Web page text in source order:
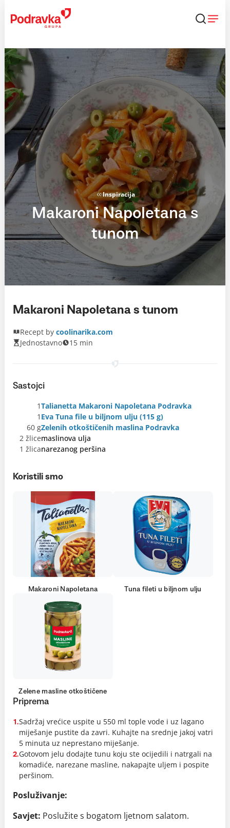
content
Inspiracija
Makaroni Napoletana s
tunom
Makaroni Napoletana s tunom
Recept by coolinarika.com
Jednostavno
15 min
Sastojci
1Talianetta Makaroni Napoletana Podravka
1 Eva Tuna file u biljnom ulju (115 g)
60 gZelenih otkoštičenih maslina Podravka
2 žlicemaslinova ulja
1 žlicanarezanog peršina
Koristili smo
Makaroni Napoletana Tuna fileti u biljnom ulju
Zelene masline otkoštičene
Priprema
1.Sadržaj vrećice uspite u 550 ml tople vode i uz lagano
miješanje pustite da zavri. Kuhajte na srednje jakoj vatri
5 minuta uz neprestano miješanje.
2.Gotovom jelu dodajte tunu koju ste ocijedili i natrgali na
komadiće, narezane masline, nakapajte uljem i pospite
peršinom.
Posluživanje:
Savjet: Poslužite s bogatom ljetnom salatom.